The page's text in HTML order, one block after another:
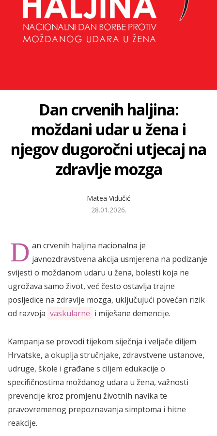
Dan crvenih haljina:
moždani udar u žena i
njegov dugoročni utjecaj na
zdravlje mozga
Matea Vidučić
28.01.2026.
D an crvenih haljina nacionalna je
javnozdravstvena akcija usmjerena na podizanje
svijesti o moždanom udaru u žena, bolesti koja ne
ugrožava samo život, već često ostavlja trajne
posljedice na zdravlje mozga, uključujući povećan rizik
od razvoja vaskularne i miješane demencije.
Kampanja se provodi tijekom siječnja i veljače diljem
Hrvatske, a okuplja stručnjake, zdravstvene ustanove,
udruge, škole i građane s ciljem edukacije o
specifičnostima moždanog udara u žena, važnosti
prevencije kroz promjenu životnih navika te
pravovremenog prepoznavanja simptoma i hitne
reakcije.